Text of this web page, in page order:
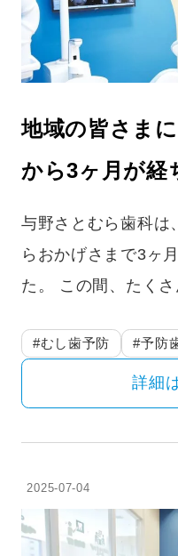
地域の皆さま
から3ヶ月が経
与野さとむら歯科は
らおかげさまで3ヶ
た。 この間、たく
#むし歯予防 #予防
詳細
2025-07-04